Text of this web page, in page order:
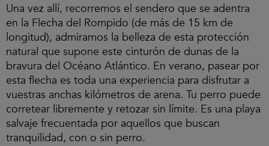
Una vez allí, recorremos el sendero que se adentra
en la Flecha del Rompido (de más de 15 km de
longitud), admiramos la belleza de esta protección
natural que supone este cinturón de dunas de la
bravura del Océano Atlántico. En verano, pasear por
esta flecha es toda una experiencia para disfrutar a
vuestras anchas kilómetros de arena. Tu perro puede
corretear libremente y retozar sin límite. Es una playa
salvaje frecuentada por aquellos que buscan
tranquilidad, con o sin perro.